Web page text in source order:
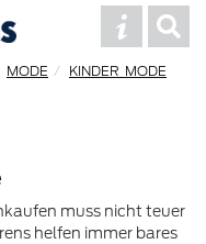
MODE
KINDER_MODE
muss nicht teuer
helfen immer bares